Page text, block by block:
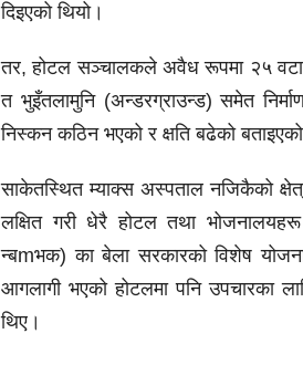
दिइएको थियो।
तर, होटल सञ्चालकले अवैध रूपमा २५ वटा
त भुइँतलामुनि (अन्डरग्राउन्ड) समेत
निस्कन कठिन भएको र क्षति बढेको
साकेतस्थित म्याक्स अस्पताल नजिकैको
लक्षित गरी धेरै होटल तथा
न्बmभक) का बेला सरकारको विशेष
आगलागी भएको होटलमा पनि उपचारका
थिए।